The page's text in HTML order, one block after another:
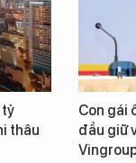
tỷ
thâu
Con gái
đầu giữ